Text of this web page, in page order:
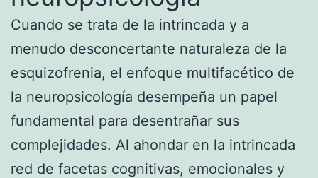
Cuando se trata de la intrincada y a
menudo desconcertante naturaleza de la
esquizofrenia, el enfoque multifacético de
la neuropsicología desempeña un papel
fundamental para desentrañar sus
complejidades. Al ahondar en la intrincada
red de facetas cognitivas, emocionales y